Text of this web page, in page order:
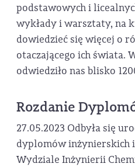
podstawowych i
wykłady i warsztaty, na
dowiedzieć się więcej o
otaczającego ich świata.
odwiedziło nas blisko
Rozdanie
27.05.2023 Odbyła się
dyplomów inżynierskich
Wydziale Inżynierii